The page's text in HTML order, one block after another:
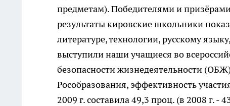
предметам). Победителями и
результаты кировские школьники
литературе, технологии, русскому
выступили наши учащиеся во
безопасности жизнедеятельности
Рособразования, эффективность
2009 г. составила 49,3 проц. (в 2008 г.